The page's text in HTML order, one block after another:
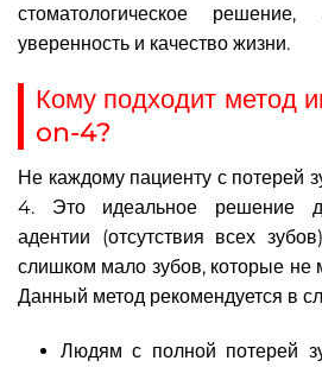
стоматологическое
уверенность и качество жизни.
Кому подходит метод
on-4?
Не каждому пациенту с потерей
4. Это идеальное решение
адентии (отсутствия всех
слишком мало зубов, которые не
Данный метод рекомендуется в
Людям с полной потерей